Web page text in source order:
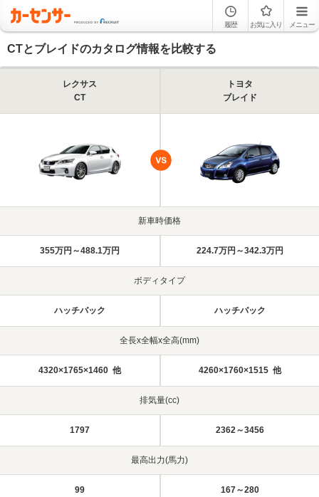
履歴 お気に入り メニュー
CTとブレイドのカタログ情報を比較する
レクサス
CT
トヨタ
ブレイド
新車時価格
355万円～488.1万円 224.7万円～342.3万円
ボディタイプ
ハッチバック ハッチバック
全長x全幅x全高(mm)
4320×1765×1460 他 4260×1760×1515 他
排気量(cc)
1797 2362～3456
最高出力(馬力)
99 167～280